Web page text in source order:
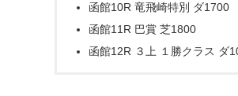
函館10R 竜飛崎特別 ダ1700
函館11R 巴賞 芝1800
函館12R ３上 １勝クラス ダ